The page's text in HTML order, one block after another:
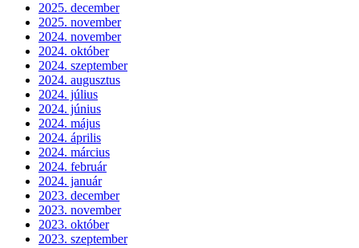
2025. december
2025. november
2024. november
2024. október
2024. szeptember
2024. augusztus
2024. július
2024. június
2024. május
2024. április
2024. március
2024. február
2024. január
2023. december
2023. november
2023. október
2023. szeptember